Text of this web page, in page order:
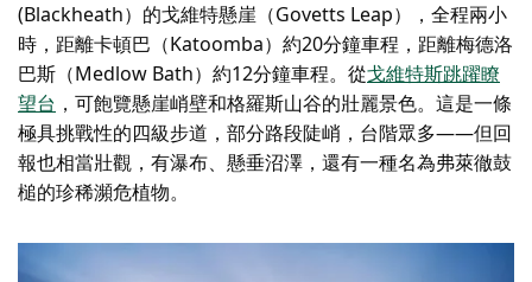
(Blackheath）的戈維特懸崖（Govetts Leap），全程兩小
時，距離卡頓巴（Katoomba）約20分鐘車程，距離梅德洛
巴斯（Medlow Bath）約12分鐘車程。從戈維特斯跳躍瞭
望台 ，可飽覽懸崖峭壁和格羅斯山谷的壯麗景色。這是一條
極具挑戰性的四級步道，部分路段陡峭，台階眾多——但回
報也相當壯觀，有瀑布、懸垂沼澤，還有一種名為弗萊徹鼓
槌的珍稀瀕危植物。